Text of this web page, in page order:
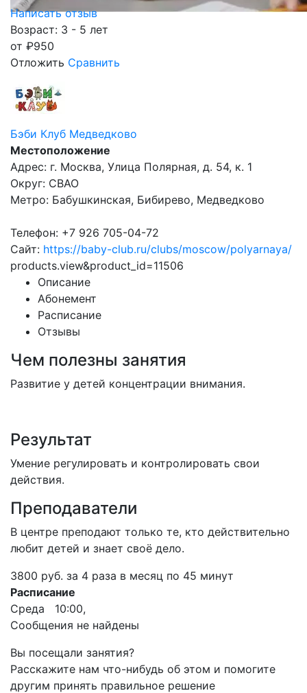
Написать отзыв
Возраст: 3 - 5 лет
от ₽950
Отложить Сравнить
Бэби Клуб Медведково
Местоположение
Адрес: г. Москва, Улица Полярная, д. 54, к. 1
Округ: СВАО
Метро: Бабушкинская, Бибирево, Медведково
Телефон: +7 926 705-04-72
Сайт: https://baby-club.ru/clubs/moscow/polyarnaya/
products.view&product_id=11506
Описание
Абонемент
Расписание
Отзывы
Чем полезны занятия
Развитие у детей концентрации внимания.
Результат
Умение регулировать и контролировать свои
действия.
Преподаватели
В центре преподают только те, кто действительно
любит детей и знает своё дело.
3800 руб. за 4 раза в месяц по 45 минут
Расписание
Среда 10:00,
Сообщения не найдены
Вы посещали занятия?
Расскажите нам что-нибудь об этом и помогите
другим принять правильное решение